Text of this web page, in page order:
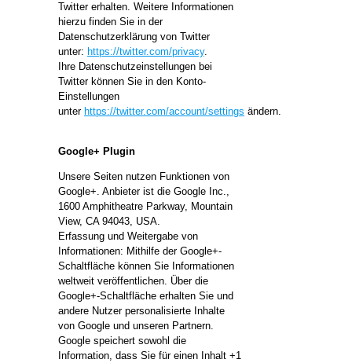
Twitter erhalten. Weitere Informationen
hierzu finden Sie in der
Datenschutzerklärung von Twitter
unter: https://twitter.com/privacy.
Ihre Datenschutzeinstellungen bei
Twitter können Sie in den Konto-
Einstellungen
unter https://twitter.com/account/settings ändern.
Google+ Plugin
Unsere Seiten nutzen Funktionen von
Google+. Anbieter ist die Google Inc.,
1600 Amphitheatre Parkway, Mountain
View, CA 94043, USA.
Erfassung und Weitergabe von
Informationen: Mithilfe der Google+-
Schaltfläche können Sie Informationen
weltweit veröffentlichen. Über die
Google+-Schaltfläche erhalten Sie und
andere Nutzer personalisierte Inhalte
von Google und unseren Partnern.
Google speichert sowohl die
Information, dass Sie für einen Inhalt +1